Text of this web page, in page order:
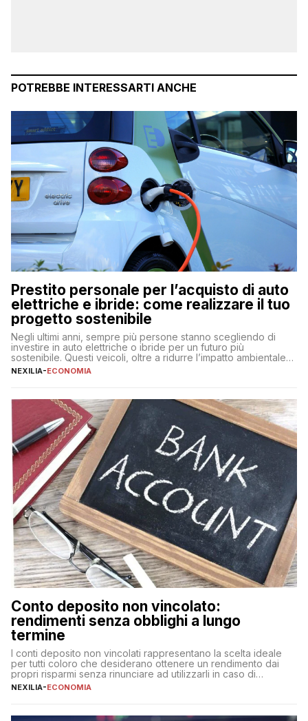
POTREBBE INTERESSARTI ANCHE
Prestito personale per l’acquisto di auto
elettriche e ibride: come realizzare il tuo
progetto sostenibile
Negli ultimi anni, sempre più persone stanno scegliendo di
investire in auto elettriche o ibride per un futuro più
sostenibile. Questi veicoli, oltre a ridurre l’impatto ambientale,
offrono vantaggi economici a lungo termine, come minori costi
fare se non […]
NEXILIA-ECONOMIA
Conto deposito non vincolato:
rendimenti senza obblighi a lungo
termine
I conti deposito non vincolati rappresentano la scelta ideale
per tutti coloro che desiderano ottenere un rendimento dai
propri risparmi senza rinunciare ad utilizzarli in caso di
necessità. A differenza delle forme vincolate tradizionali,
flessibilità e rendimento. Come funzionano […]
NEXILIA-ECONOMIA